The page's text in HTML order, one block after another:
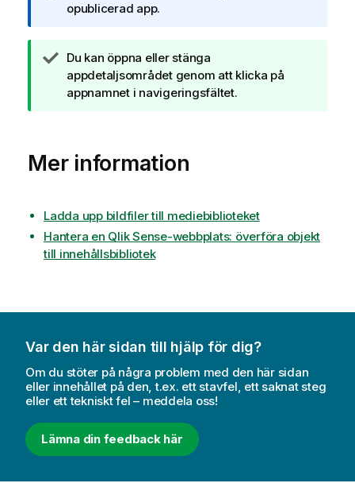
n
c
k
n
o
n
f
o
i
n
opublicerad app.
A
n
t
n
g
o
m
Du kan öppna eller stänga
appdetaljsområdet genom att klicka på
appnamnet i navigeringsfältet.
Mer information
Ladda upp bildfiler till mediebiblioteket
Hantera en Qlik Sense-webbplats: överföra objekt
till innehållsbibliotek
Var den här sidan till hjälp för dig?
Om du stöter på några problem med den här sidan
eller innehållet på den, t.ex. ett stavfel, ett saknat steg
eller ett tekniskt fel – meddela oss!
Lämna din feedback här